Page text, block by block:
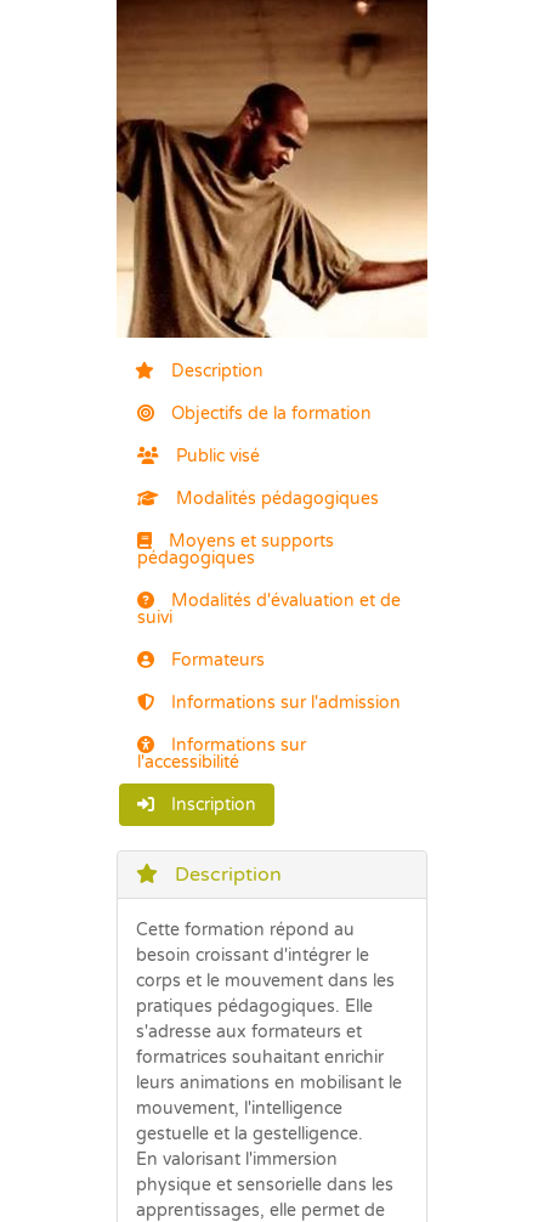
Description
Objectifs de la formation
Public visé
Modalités pédagogiques
Moyens et supports
pédagogiques
Modalités d'évaluation et de
suivi
Formateurs
Informations sur l'admission
Informations sur
l'accessibilité
Inscription
Description
Cette formation répond au
besoin croissant d'intégrer le
corps et le mouvement dans les
pratiques pédagogiques. Elle
s'adresse aux formateurs et
formatrices souhaitant enrichir
leurs animations en mobilisant le
mouvement, l'intelligence
gestuelle et la gestelligence.
En valorisant l'immersion
physique et sensorielle dans les
apprentissages, elle permet de